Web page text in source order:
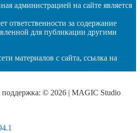
администрацией на сайте является
ответственности за содержание
для публикации другими
материалов с сайта, ссылка на
поддержка: © 2026 | MAGIC Studio